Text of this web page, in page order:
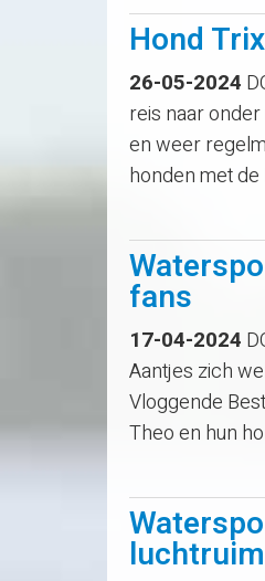
Hond
26-05-2024
reis naar
en weer
honden met
fans
17-04-2024
Aantjes zich
Vloggende
Theo en hun
luchtruim